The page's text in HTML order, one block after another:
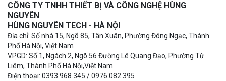
CÔNG TY TNHH THIẾT BỊ VÀ CÔNG NGHỆ HÙNG
NGUYÊN
HÙNG NGUYÊN TECH - HÀ NỘI
Địa chỉ: Số nhà 15, Ngõ 85, Tân Xuân, Phường Đông Ngạc, Thành
Phố Hà Nội, Việt Nam
VPGD: Số 1, Ngách 2, Ngõ 56 Đường Lê Quang Đạo, Phường Từ
Liêm, Thành Phố Hà Nội,Việt Nam
Điện thoại: 0393.968.345 / 0976.082.395